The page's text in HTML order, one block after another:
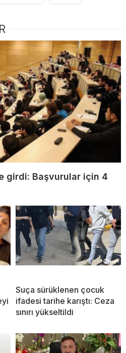
girdi: Başvurular için 4
Suça sürüklenen çocuk
ifadesi tarihe karıştı: Ceza
sınırı yükseltildi